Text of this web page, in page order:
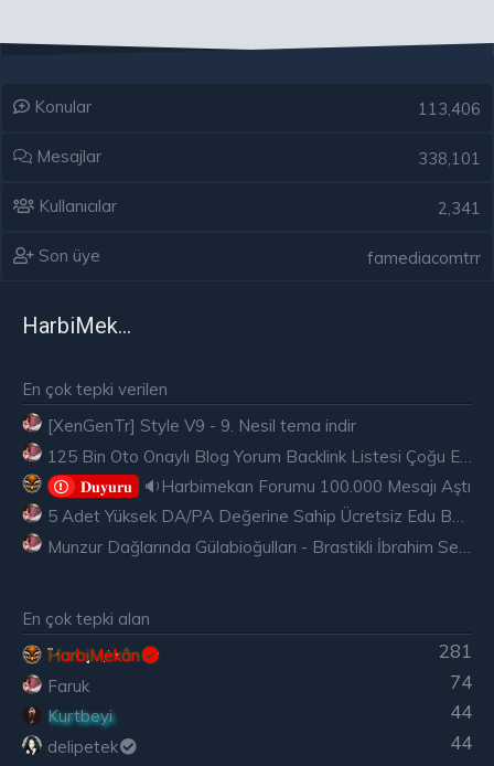
Konular 113,406
Mesajlar 338,101
Kullanıcılar 2,341
Son üye famediacomtrr
HarbiMekân
En çok tepki verilen
[XenGenTr] Style V9 - 9. Nesil tema indir
𝐃𝐮𝐲𝐮𝐫𝐮
🔉Harbimekan Forumu 100.000 Mesajı Aştı
5 Adet Yüksek DA/PA Değerine Sahip Ücretsiz Edu Backlink
En çok tepki alan
281
HarbiMekân
74
Faruk
44
Kurtbeyi
44
delipetek